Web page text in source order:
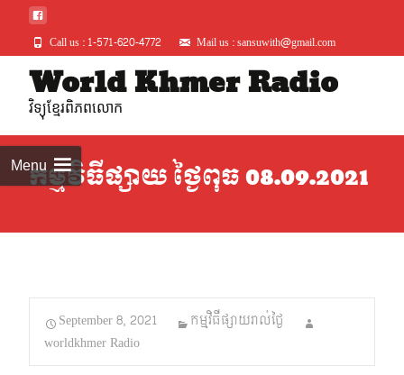
Call us : 1-571-620-4772 Mail us : sansuwith@gmail.com
World Khmer Radio
វិទ្យុខ្មែរពិភពលោក
Menuកម្មវិធីផ្សាយ ថ្ងៃពុធ 08.09.2021
September 8, 2021
កម្មវិធីផ្សាយរាល់ថ្ងៃ
worldkhmer Radio